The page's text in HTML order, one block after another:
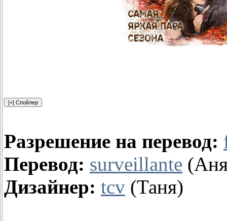
Разрешение на перевод:
Перевод: surveillante
Дизайнер: tcv (Таня)